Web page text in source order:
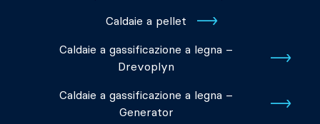
Caldaie a pellet
Caldaie a gassificazione a legna –
Drevoplyn
Caldaie a gassificazione a legna –
Generator